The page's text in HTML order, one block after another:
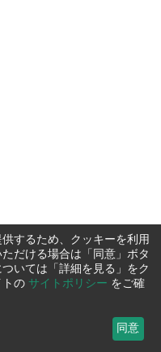
するため、クッキーを利用
だける場合は「同意」ボタ
いては「詳細を見る」をク
トの サイトポリシー をご確
同意